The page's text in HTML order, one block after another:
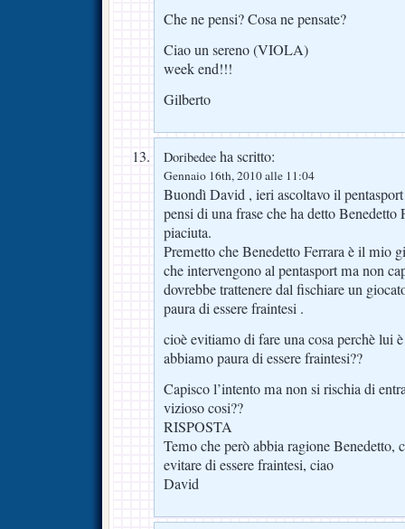
Che ne pensi? Cosa ne pensate?
Ciao un sereno (VIOLA)
week end!!!
Gilberto
Doribedee ha scritto:
Gennaio 16th, 2010 alle 11:04
Buondì David , ieri ascoltavo il
pensi di una frase che ha detto Benedetto
piaciuta.
Premetto che Benedetto Ferrara è il mio
che intervengono al pentasport ma non
dovrebbe trattenere dal fischiare un
paura di essere fraintesi .
cioè evitiamo di fare una cosa perchè lui
abbiamo paura di essere fraintesi??
Capisco l’intento ma non si rischia di
vizioso cosi??
RISPOSTA
Temo che però abbia ragione
evitare di essere fraintesi, ciao
David